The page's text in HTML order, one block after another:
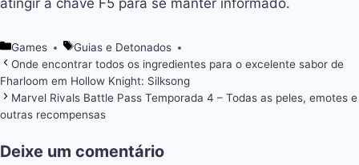
atingir a chave F5 para se manter informado.
Categorias
Games
Tags
Guias e Detonados
Onde encontrar todos os ingredientes para o excelente sabor de
Fharloom em Hollow Knight: Silksong
Marvel Rivals Battle Pass Temporada 4 – Todas as peles, emotes e
outras recompensas
Deixe um comentário